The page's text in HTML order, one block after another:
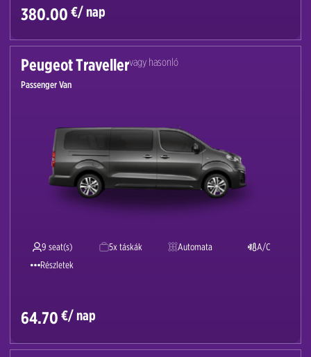
380.00 €/ nap
Peugeot Travellervagy hasonló
Passenger Van
9 seat(s) 5x táskák Automata
A/C
Részletek
64.70 €/ nap